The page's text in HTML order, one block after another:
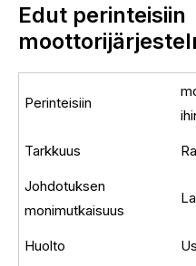
Edut perinteisiin
Perinteisiin
Tarkkuus
Johdotuksen
monimutkaisuus
Huolto